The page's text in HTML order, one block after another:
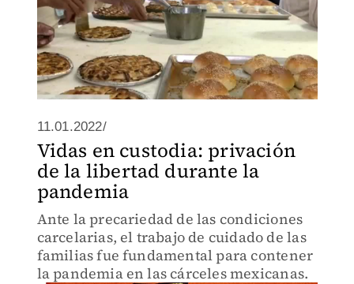
11.01.2022/
Vidas en custodia: privación
de la libertad durante la
pandemia
Ante la precariedad de las condiciones
carcelarias, el trabajo de cuidado de las
familias fue fundamental para contener
la pandemia en las cárceles mexicanas.